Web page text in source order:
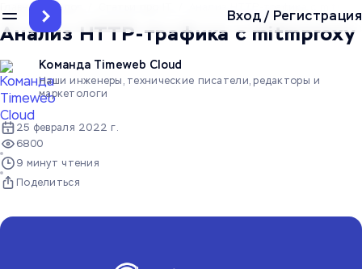
Вход/ Регистрация
Главная Блог
Анализ HTTP-трафика с mitmproxy
Команда Timeweb Cloud
Наши инженеры, технические писатели, редакторы и
маркетологи
25 февраля 2022 г.
6800
9 минут чтения
Поделиться